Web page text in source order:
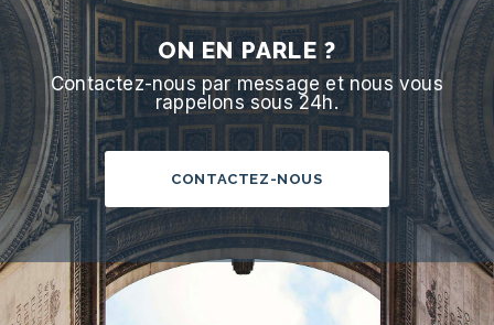
ON EN PARLE ?
Contactez-nous par message et nous vous
rappelons sous 24h.
CONTACTEZ-NOUS